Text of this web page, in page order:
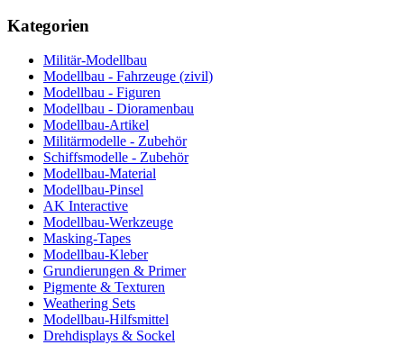
Kategorien
Militär-Modellbau
Modellbau - Fahrzeuge (zivil)
Modellbau - Figuren
Modellbau - Dioramenbau
Modellbau-Artikel
Militärmodelle - Zubehör
Schiffsmodelle - Zubehör
Modellbau-Material
Modellbau-Pinsel
AK Interactive
Modellbau-Werkzeuge
Masking-Tapes
Modellbau-Kleber
Grundierungen & Primer
Pigmente & Texturen
Weathering Sets
Modellbau-Hilfsmittel
Drehdisplays & Sockel